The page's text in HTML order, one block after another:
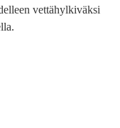
vettähylkiväksi